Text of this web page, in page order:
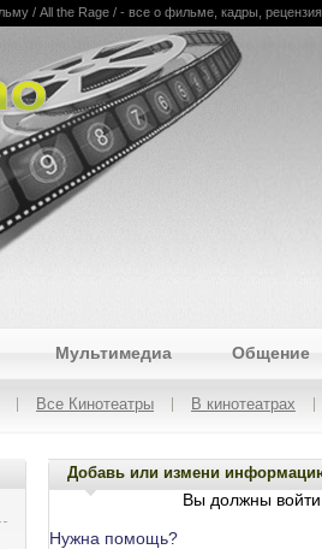
/ All the Rage / - все о фильме, кадры,
Мультимедиа Общение
Все Кинотеатры В кинотеатрах
Добавь или измени
Вы должны
Нужна помощь?